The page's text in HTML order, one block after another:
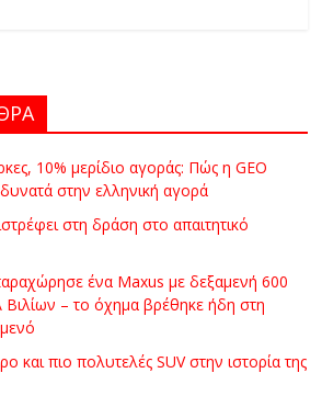
10% μερίδιο αγοράς: Πώς η GEO
στην ελληνική αγορά
στη δράση στο απαιτητικό
ένα Maxus με δεξαμενή 600
– το όχημα βρέθηκε ήδη στη
και πιο πολυτελές SUV στην ιστορία της